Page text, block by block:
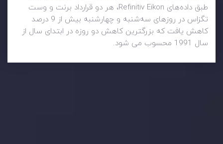
طبق داده‌های Refinitiv Eikon، هر دو قرارداد برنت و وست
تگزاس در روزهای سه‌شنبه و چهارشنبه بیش از 9 درصد
کاهش یافت که بزرگترین کاهش دو روزه در ابتدای سال از
سال 1991 محسوب می شود.